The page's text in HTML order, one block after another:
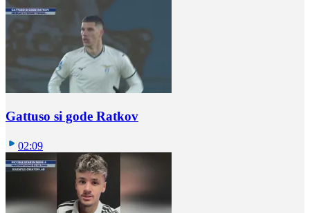
Gattuso si gode Ratkov
02:09